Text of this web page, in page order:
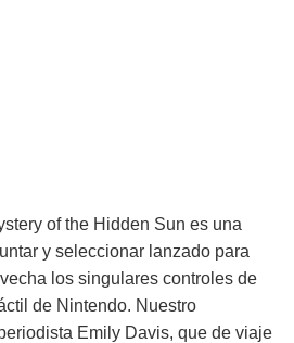
of the Hidden Sun es una
y seleccionar lanzado para
los singulares controles de
de Nintendo. Nuestro
Emily Davis, que de viaje